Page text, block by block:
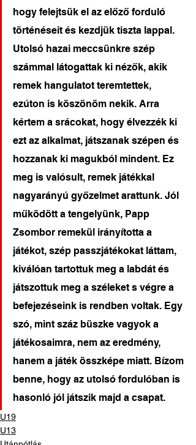
hogy felejtsük el az előző forduló
történéseit és kezdjük tiszta lappal.
Utolsó hazai meccsünkre szép
számmal látogattak ki nézők, akik
remek hangulatot teremtettek,
ezúton is köszönöm nekik. Arra
kértem a srácokat, hogy élvezzék ki
ezt az alkalmat, játszanak szépen és
hozzanak ki magukból mindent. Ez
meg is valósult, remek játékkal
nagyarányú győzelmet arattunk. Jól
működött a tengelyünk, Papp
Zsombor remekül irányította a
játékot, szép passzjátékokat láttam,
kiválóan tartottuk meg a labdát és
játszottuk meg a széleket s végre a
befejezéseink is rendben voltak. Egy
szó, mint száz büszke vagyok a
játékosaimra, nem az eredmény,
hanem a játék összképe miatt. Bízom
benne, hogy az utolsó fordulóban is
hasonló jól játszik majd a csapat.
U19
U13